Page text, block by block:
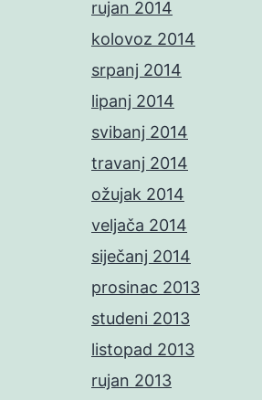
rujan 2014
kolovoz 2014
srpanj 2014
lipanj 2014
svibanj 2014
travanj 2014
ožujak 2014
veljača 2014
siječanj 2014
prosinac 2013
studeni 2013
listopad 2013
rujan 2013